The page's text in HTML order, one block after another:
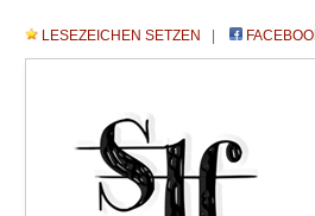
LESEZEICHEN SETZEN